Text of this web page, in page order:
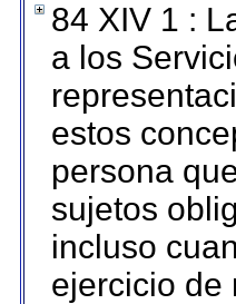
84 XIV 1 :
a los
estos
persona
sujetos
incluso
ejercicio de